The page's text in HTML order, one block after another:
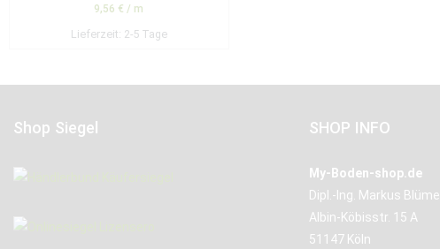
9,56 € / m
Lieferzeit: 2-5 Tage
Shop Siegel SHOP INFO
My-Boden-shop.de
Dipl.-Ing. Markus Blümel
Albin-Köbisstr. 15 A
51147 Köln